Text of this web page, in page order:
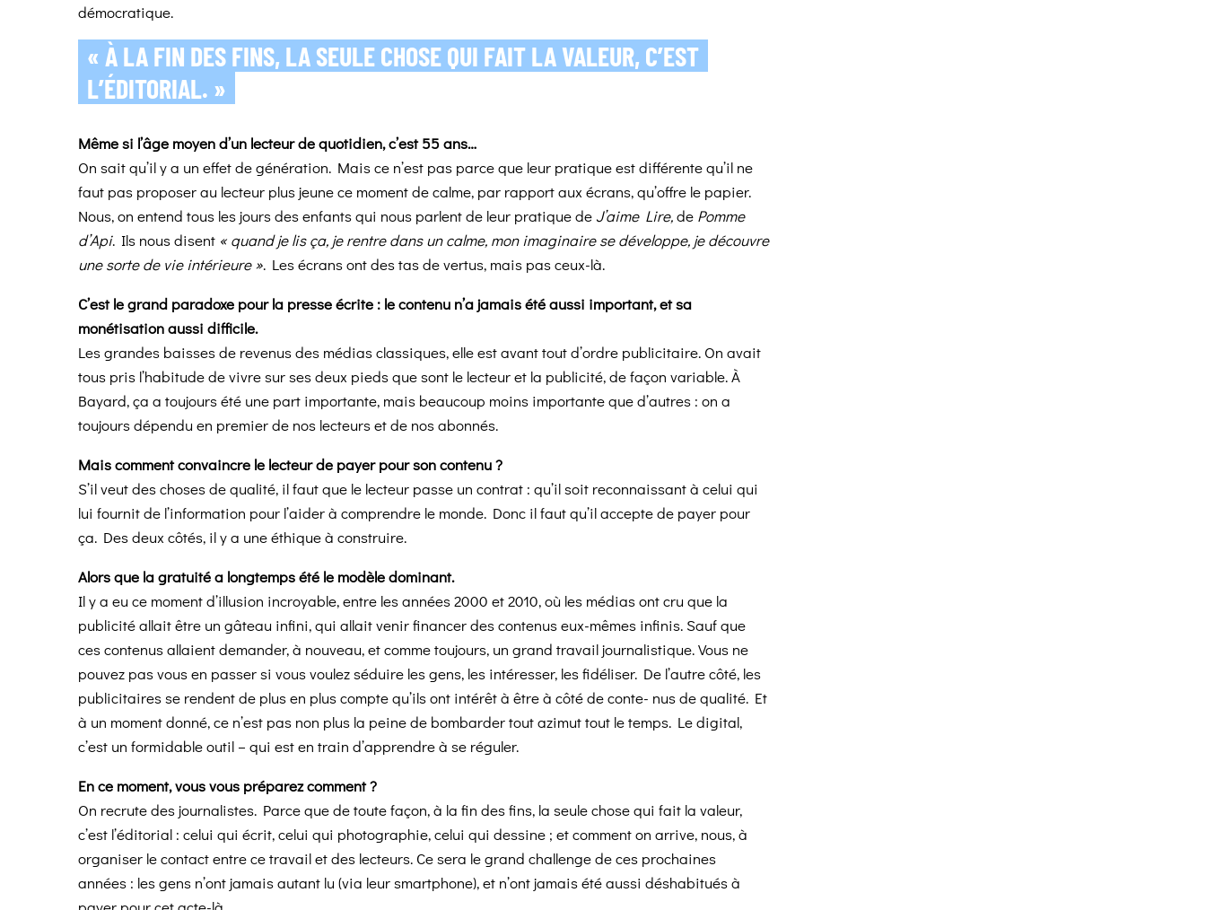
démocratique.
« À LA FIN DES FINS, LA SEULECHOSE QUI FAIT LA VALEUR,C’EST
L’ÉDITORIAL. »
Même si l’âge moyen d’un lecteur de quotidien, c’est 55 ans…
On sait qu’il y a un effet de génération. Mais ce n’est pas parce que leur pratique est différente qu’il ne
faut pas proposer au lecteur plus jeune ce moment de calme, par rapport aux écrans, qu’offre le papier.
Nous, on entend tous les jours des enfants qui nous parlent de leur pratique de J’aime Lire,de Pomme
d’Api. Ils nous disent « quand je lis ça, je rentre dans un calme, mon imaginaire se développe, je découvre
une sorte de vie intérieure ». Les écrans ont des tas de vertus, mais pas ceux-là.
C’est le grand paradoxe pour la presse écrite : le contenu n’a jamais été aussi important, et sa
monétisation aussi difficile.
Les grandes baisses de revenus des médias classiques, elle est avant tout d’ordre publicitaire. On avait
tous pris l’habitude de vivre sur ses deux pieds que sont le lecteur et la publicité, de façon variable. À
Bayard, ça a toujours été une part importante, mais beaucoup moins importante que d’autres : on a
toujours dépendu en premier de nos lecteurs et de nos abonnés.
Mais comment convaincre le lecteur de payer pour son contenu ?
S’il veut des choses de qualité, il faut que le lecteur passe un contrat : qu’il soit reconnaissant à celui qui
lui fournit de l’information pour l’aider à comprendre le monde. Donc il faut qu’il accepte de payer pour
ça. Des deux côtés, il y a une éthique à construire.
Alors que la gratuité a longtemps été le modèle dominant.
Il y a eu ce moment d’illusion incroyable, entre les années 2000 et 2010, où les médias ont cru que la
publicité allait être un gâteau infini, qui allait venir financer des contenus eux-mêmes infinis. Sauf que
ces contenus allaient demander, à nouveau, et comme toujours, un grand travail journalistique. Vous ne
pouvez pas vous en passer si vous voulez séduire les gens, les intéresser, les fidéliser. De l’autre côté, les
publicitaires se rendent de plus en plus compte qu’ils ont intérêt à être à côté de conte- nus de qualité. Et
à un moment donné, ce n’est pas non plus la peine de bombarder tout azimut tout le temps. Le digital,
c’est un formidable outil – qui est en train d’apprendre à se réguler.
En ce moment, vous vous préparez comment ?
On recrute des journalistes. Parce que de toute façon, à la fin des fins, la seule chose qui fait la valeur,
c’est l’éditorial : celui qui écrit, celui qui photographie, celui qui dessine ; et comment on arrive, nous, à
organiser le contact entre ce travail et des lecteurs. Ce sera le grand challenge de ces prochaines
années : les gens n’ont jamais autant lu (via leur smartphone), et n’ont jamais été aussi déshabitués à